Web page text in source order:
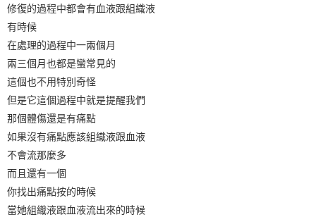
修復的過程中都會有血液跟組織液
有時候
在處理的過程中一兩個月
兩三個月也都是蠻常見的
這個也不用特別奇怪
但是它這個過程中就是提醒我們
那個體傷還是有痛點
如果沒有痛點應該組織液跟血液
不會流那麼多
而且還有一個
你找出痛點按的時候
當她組織液跟血液流出來的時候